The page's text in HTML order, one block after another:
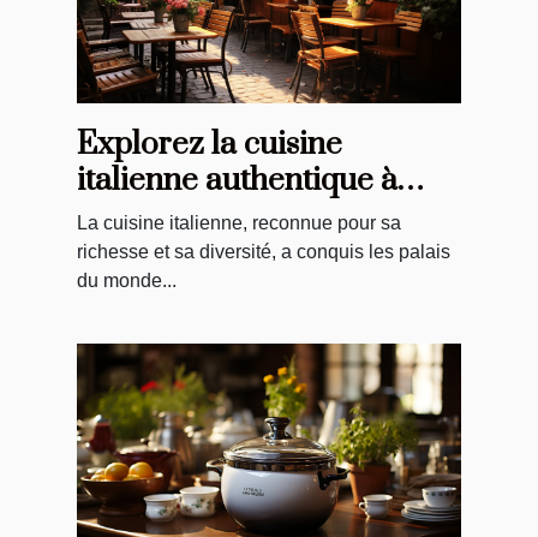
Explorez la cuisine
italienne authentique à
Troyes: une revue
La cuisine italienne, reconnue pour sa
richesse et sa diversité, a conquis les palais
du monde...